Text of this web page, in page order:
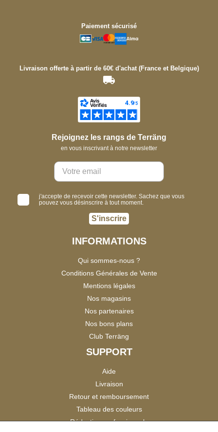
Paiement sécurisé
Livraison offerte à partir de 60€ d'achat (France et Belgique)
Rejoignez les rangs de Terräng
en vous inscrivant à notre newsletter
j'accepte de recevoir cette newsletter. Sachez que vous
pouvez vous désinscrire à tout moment.
S'inscrire
INFORMATIONS
Qui sommes-nous ?
Conditions Générales de Vente
Mentions légales
Nos magasins
Nos partenaires
Nos bons plans
Club Terräng
SUPPORT
Aide
Livraison
Retour et remboursement
Tableau des couleurs
Réduction professionnels